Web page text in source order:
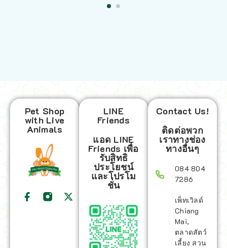
Pet Shop
with Live
Animals
LINE
Friends
แอด LINE
Friends เพื่อ
รับสิทธิ
ประโยชน์
และโปรโม
ชั่น
Contact Us!
ติดต่อพวก
เราทางช่อง
ทางอื่นๆ
084 804
7286
เพ็ทเวิลด์
Chiang
Mai,
ตลาดสัตว์
เลี้ยง สวน